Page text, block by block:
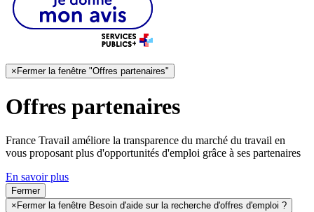
× Fermer la fenêtre "Offres partenaires"
Offres partenaires
France Travail améliore la transparence du marché du travail en
vous proposant plus d'opportunités d'emploi grâce à ses partenaires
En savoir plus
Fermer
× Fermer la fenêtre Besoin d'aide sur la recherche d'offres d'emploi ?